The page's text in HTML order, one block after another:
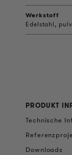
Werkstoff
Edelstahl,
PRODUKT
Technische
Downloads